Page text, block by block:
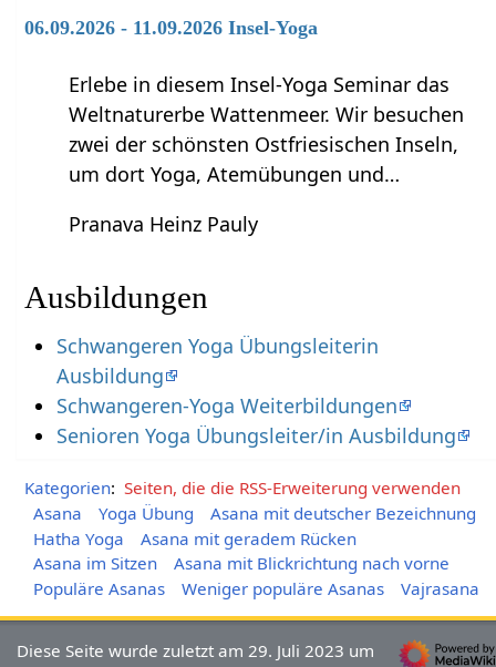
06.09.2026 - 11.09.2026 Insel-Yoga
Erlebe in diesem Insel-Yoga Seminar das
Weltnaturerbe Wattenmeer. Wir besuchen
zwei der schönsten Ostfriesischen Inseln,
um dort Yoga, Atemübungen und…
Pranava Heinz Pauly
Ausbildungen
Schwangeren Yoga Übungsleiterin
Ausbildung
Schwangeren-Yoga Weiterbildungen
Senioren Yoga Übungsleiter/in Ausbildung
Kategorien: Seiten, die die RSS-Erweiterung verwenden
Asana
Yoga Übung
Asana mit deutscher Bezeichnung
Hatha Yoga
Asana mit geradem Rücken
Asana im Sitzen
Asana mit Blickrichtung nach vorne
Populäre Asanas
Weniger populäre Asanas Vajrasana
Diese Seite wurde zuletzt am 29. Juli 2023 um